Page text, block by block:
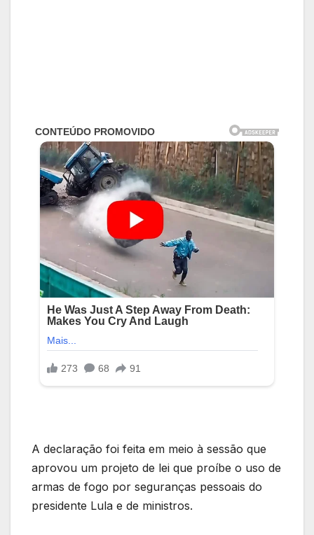
A declaração foi feita em meio à sessão que
aprovou um projeto de lei que proíbe o uso de
armas de fogo por seguranças pessoais do
presidente Lula e de ministros.